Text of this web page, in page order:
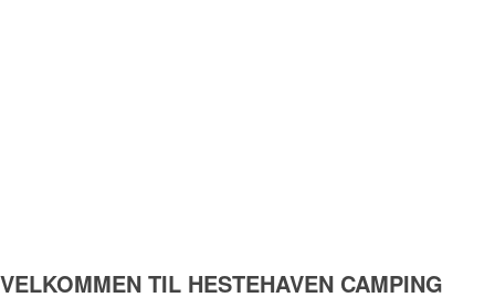
VELKOMMEN TIL HESTEHAVEN CAMPING